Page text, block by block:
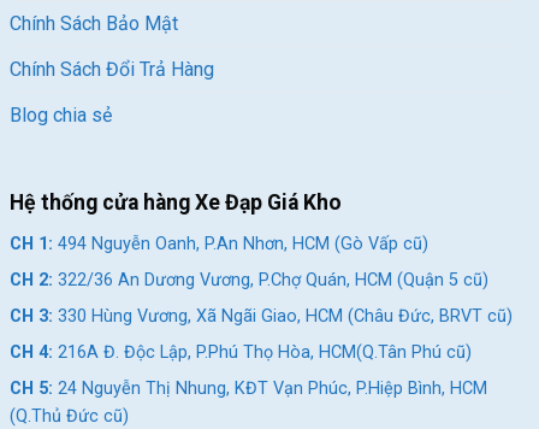
Chính Sách Bảo Mật
Chính Sách Đổi Trả Hàng
Blog chia sẻ
Hệ thống cửa hàng Xe Đạp Giá Kho
CH 1: 494 Nguyễn Oanh, P.An Nhơn, HCM (Gò Vấp cũ)
CH 2: 322/36 An Dương Vương, P.Chợ Quán, HCM (Quận 5 cũ)
CH 3: 330 Hùng Vương, Xã Ngãi Giao, HCM (Châu Đức, BRVT cũ)
CH 4: 216A Đ. Độc Lập, P.Phú Thọ Hòa, HCM(Q.Tân Phú cũ)
CH 5: 24 Nguyễn Thị Nhung, KĐT Vạn Phúc, P.Hiệp Bình, HCM
(Q.Thủ Đức cũ)